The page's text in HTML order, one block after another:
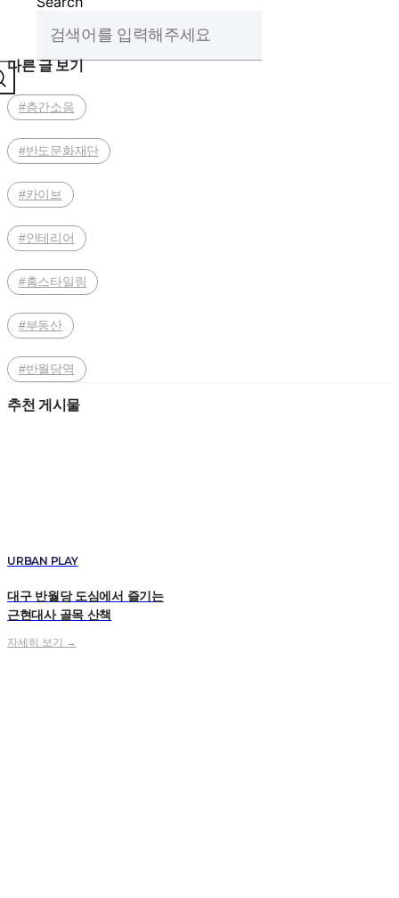
다른 글 보기
#층간소음
#반도문화재단
#카이브
#인테리어
#홈스타일링
#부동산
#반월당역
추천 게시물
URBAN PLAY
대구 반월당 도심에서 즐기는
근현대사 골목 산책
자세히 보기 →